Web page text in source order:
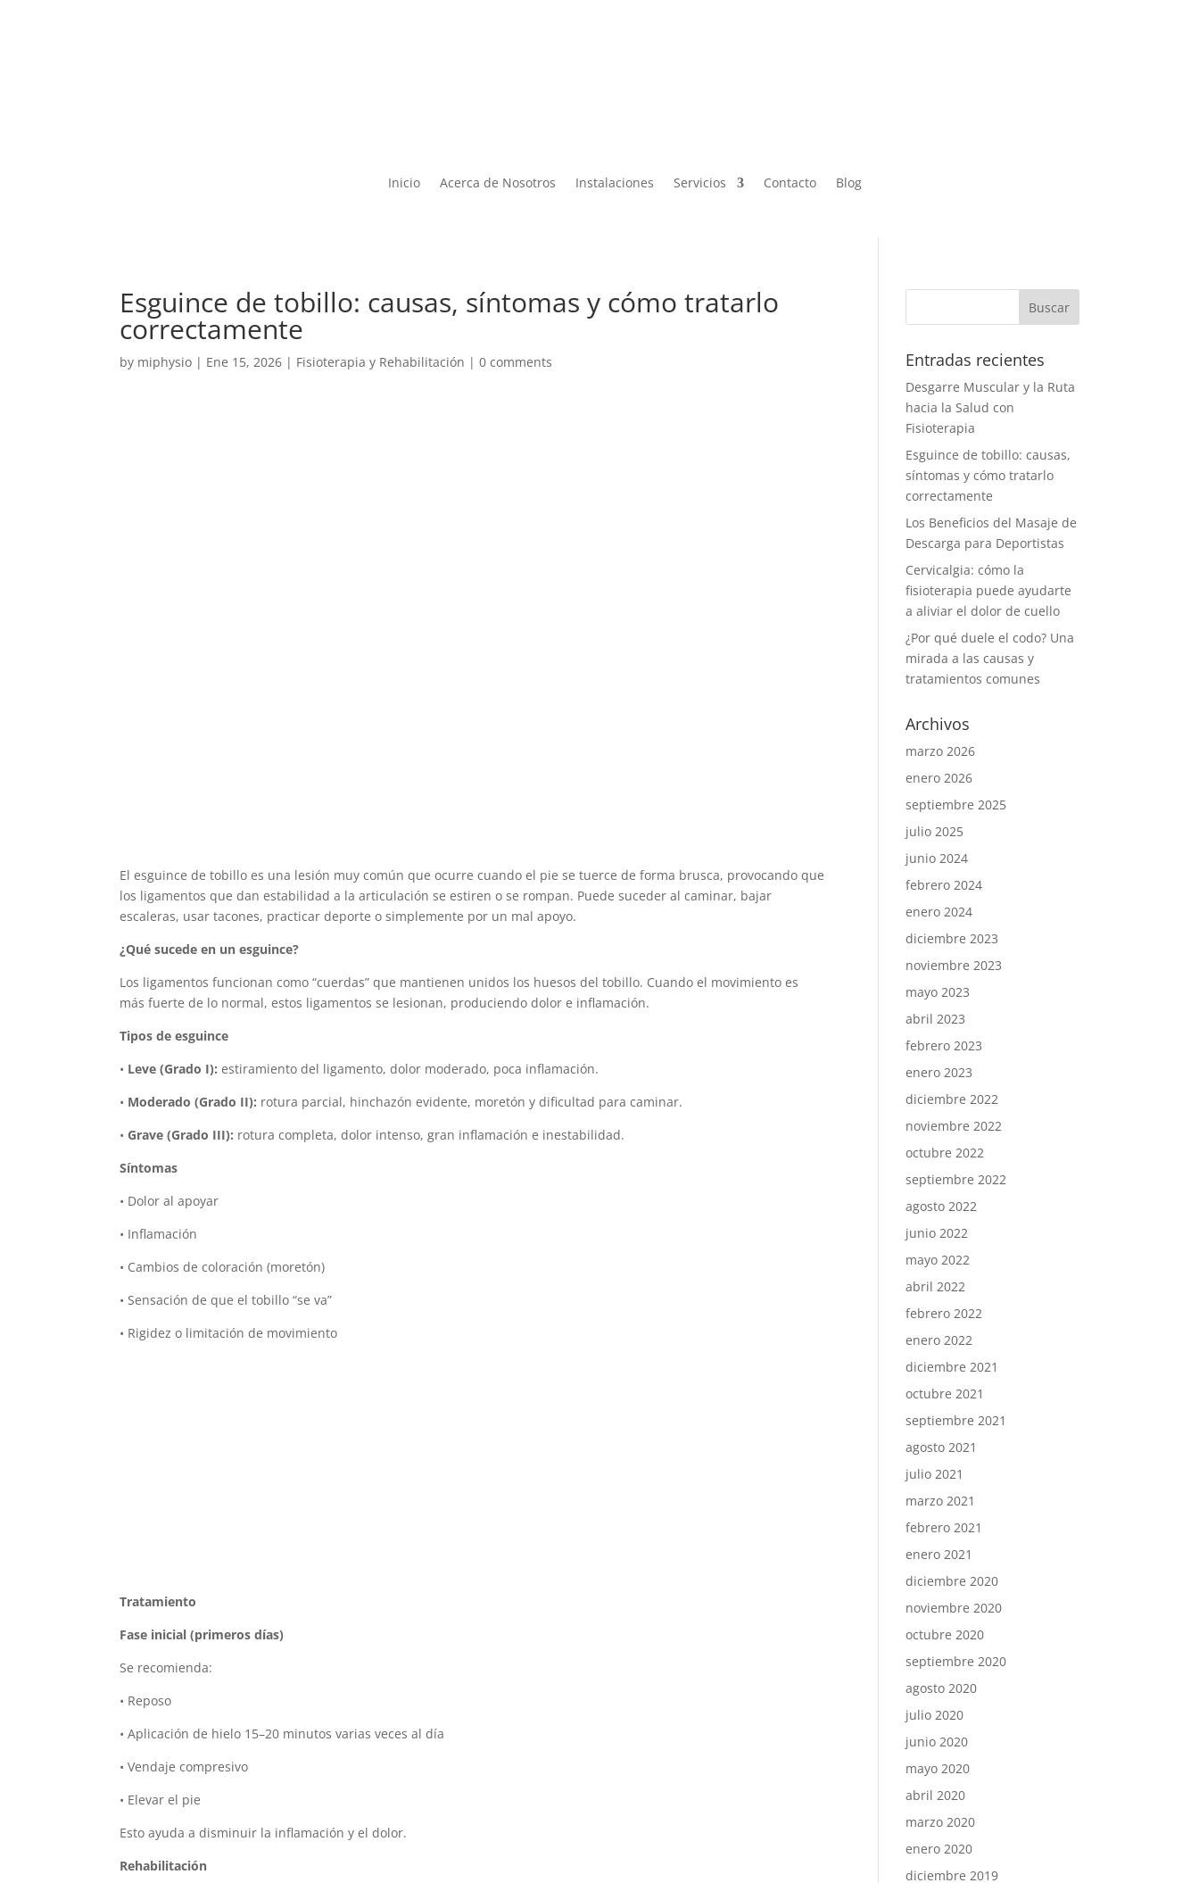
Inicio Acerca de Nosotros Instalaciones Servicios Contacto Blog
Esguince de tobillo: causas, síntomas y cómo tratarlo
correctamente
by miphysio | Ene 15, 2026 | Fisioterapia y Rehabilitación |0 comments
El esguince de tobillo es una lesión muy común que ocurre cuando el pie se tuerce de forma brusca, provocando que
los ligamentos que dan estabilidad a la articulación se estiren o se rompan. Puede suceder al caminar, bajar
escaleras, usar tacones, practicar deporte o simplemente por un mal apoyo.
¿Qué sucede en un esguince?
Los ligamentos funcionan como “cuerdas” que mantienen unidos los huesos del tobillo. Cuando el movimiento es
más fuerte de lo normal, estos ligamentos se lesionan, produciendo dolor e inflamación.
Tipos de esguince
• Leve (Grado I): estiramiento del ligamento, dolor moderado, poca inflamación.
• Moderado (Grado II): rotura parcial, hinchazón evidente, moretón y dificultad para caminar.
• Grave (Grado III): rotura completa, dolor intenso, gran inflamación e inestabilidad.
Síntomas
• Dolor al apoyar
• Inflamación
• Cambios de coloración (moretón)
• Sensación de que el tobillo “se va”
• Rigidez o limitación de movimiento
Tratamiento
Fase inicial (primeros días)
Se recomienda:
• Reposo
• Aplicación de hielo 15–20 minutos varias veces al día
• Vendaje compresivo
• Elevar el pie
Esto ayuda a disminuir la inflamación y el dolor.
Rehabilitación
Entradas recientes
Desgarre Muscular y la Ruta
hacia la Salud con
Fisioterapia
Esguince de tobillo: causas,
síntomas y cómo tratarlo
correctamente
Los Beneficios del Masaje de
Descarga para Deportistas
Cervicalgia: cómo la
fisioterapia puede ayudarte
a aliviar el dolor de cuello
¿Por qué duele el codo? Una
mirada a las causas y
tratamientos comunes
Archivos
marzo 2026
enero 2026
septiembre 2025
julio 2025
junio 2024
febrero 2024
enero 2024
diciembre 2023
noviembre 2023
mayo 2023
abril 2023
febrero 2023
enero 2023
diciembre 2022
noviembre 2022
octubre 2022
septiembre 2022
agosto 2022
junio 2022
mayo 2022
abril 2022
febrero 2022
enero 2022
diciembre 2021
octubre 2021
septiembre 2021
agosto 2021
julio 2021
marzo 2021
febrero 2021
enero 2021
diciembre 2020
noviembre 2020
octubre 2020
septiembre 2020
agosto 2020
julio 2020
junio 2020
mayo 2020
abril 2020
marzo 2020
enero 2020
diciembre 2019